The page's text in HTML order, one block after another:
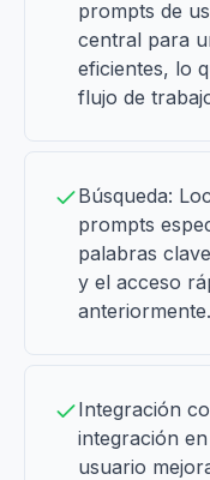
prompts de
central para
eficientes, lo
flujo de
Búsqueda:
prompts
palabras
y el acceso
anteriormente.
Integración
integración
usuario